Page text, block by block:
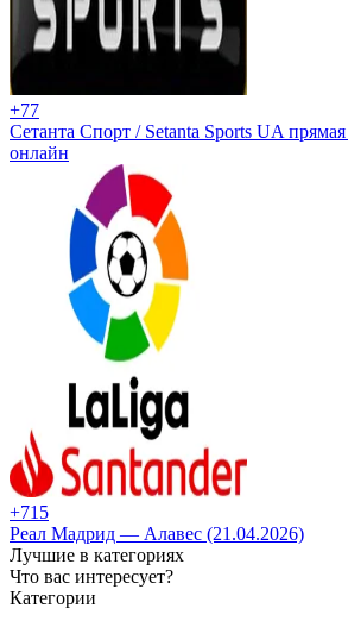
+77
Сетанта Спорт / Setanta Sports UA
онлайн
+715
Реал Мадрид — Алавес (21.04.2026)
Лучшие в категориях
Что вас интересует?
Категории